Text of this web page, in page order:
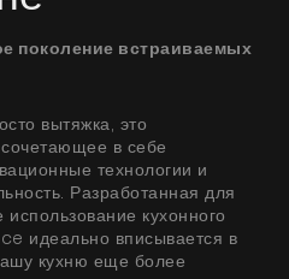
поколение встраиваемых
вытяжка, это
сочетающее в себе
технологии и
Разработанная для
использование кухонного
идеально вписывается в
кухню еще более